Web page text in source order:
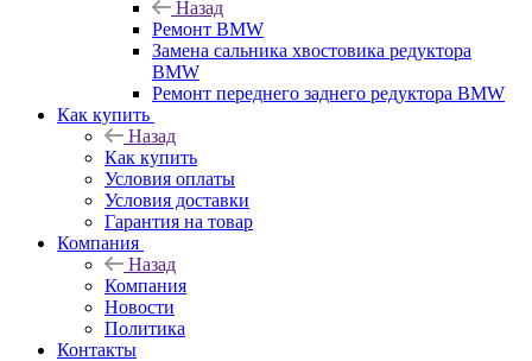
Назад
Ремонт BMW
Замена сальника хвостовика редуктора
BMW
Ремонт переднего заднего редуктора BMW
Как купить
Назад
Как купить
Условия оплаты
Условия доставки
Гарантия на товар
Компания
Назад
Компания
Новости
Политика
Контакты